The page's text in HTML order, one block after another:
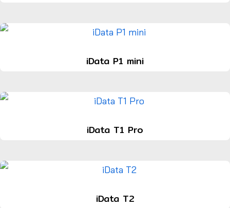
iData P1 mini
iData T1 Pro
iData T2